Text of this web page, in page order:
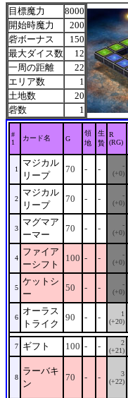
目標魔力
8000
開始時魔力
200
砦ボーナス
150
最大ダイス数
12
一周の距離
22
エリア数
1
土地数
20
砦数
1
#
1
カード名 G
領
地
生
贄
R
(RG)
1
マジカル
リープ
70 - -
-
(+0)
2
マジカル
リープ
70 - -
-
(+0)
3
マグマア
ーマー
70 - -
-
(+0)
4
ファイア
ーシフト
100 - -
-
(+0)
5
ケットシ
ー
50 - -
-
(+0)
6
オーラス
トライク
90 - -
1
(+20)
7 ギフト 100 - -
2
(+21)
8
ラーバキ
ン
70 - -
3
(+22)